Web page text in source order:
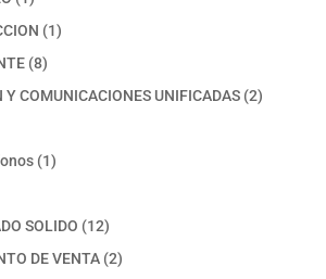
producto
11
88
productos
Y COMUNICACIONES UNIFICADAS 22
11
SOLIDO 1212
productos
DE VENTA 22